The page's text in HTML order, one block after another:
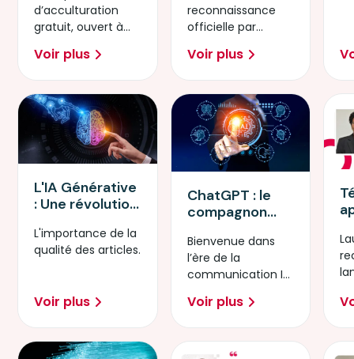
d’acculturation
gratuit, ouvert à
Voir plus
compétences
informatiques
fondamentales"
reconnaissance
officielle par
Compétences.
Voir plus
L'IA Générative
: Une révolution
du numérique
L'importance de la
qualité des articles.
Voir plus
ChatGPT : le
compagnon
l'ère de l'IA
Bienvenue dans
l’ère de la
communication IA,
révolutionne nos
interactions au
quotidien.
Voir plus